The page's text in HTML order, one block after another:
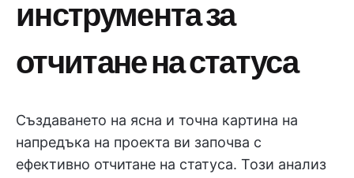
инструмента за
отчитане на статуса
Създаването на ясна и точна картина на
напредъка на проекта ви започва с
ефективно отчитане на статуса. Този анализ